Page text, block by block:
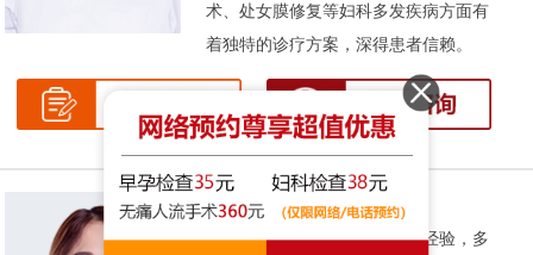
术、处女膜修复等妇科多发疾病方面有
着独特的诊疗方案，深得患者信赖。
张伟侠
简介：拥有十余年的妇科临床经验，多